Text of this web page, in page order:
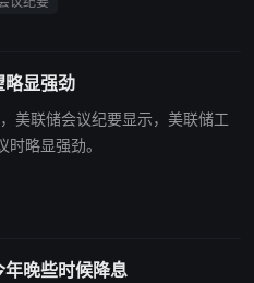
略显强劲
美联储会议纪要显示，美联储工
略显强劲。
晚些时候降息